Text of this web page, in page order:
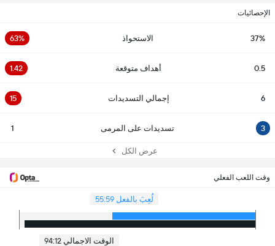
الإحصائيات
37% الاستحواذ 63%
0.5 أهداف متوقعة 1.42
6 إجمالي التسديدات 15
3 تسديدات على المرمى 1
عرض الكل
وقت اللعب الفعلي
لُعِبَ بالفعل 55:59
الوقت الاجمالي 94:12